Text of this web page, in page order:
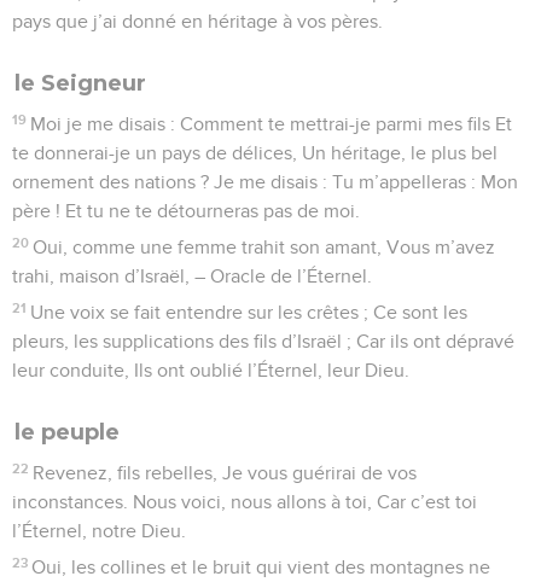
pays que j’ai donné en héritage à vos pères.
le Seigneur
19 Moi je me disais : Comment te mettrai-je parmi mes fils Et
te donnerai-je un pays de délices, Un héritage, le plus bel
ornement des nations ? Je me disais : Tu m’appelleras : Mon
père ! Et tu ne te détourneras pas de moi.
20 Oui, comme une femme trahit son amant, Vous m’avez
trahi, maison d’Israël, – Oracle de l’Éternel.
21 Une voix se fait entendre sur les crêtes ; Ce sont les
pleurs, les supplications des fils d’Israël ; Car ils ont dépravé
leur conduite, Ils ont oublié l’Éternel, leur Dieu.
le peuple
22 Revenez, fils rebelles, Je vous guérirai de vos
inconstances. Nous voici, nous allons à toi, Car c’est toi
l’Éternel, notre Dieu.
23 Oui, les collines et le bruit qui vient des montagnes ne